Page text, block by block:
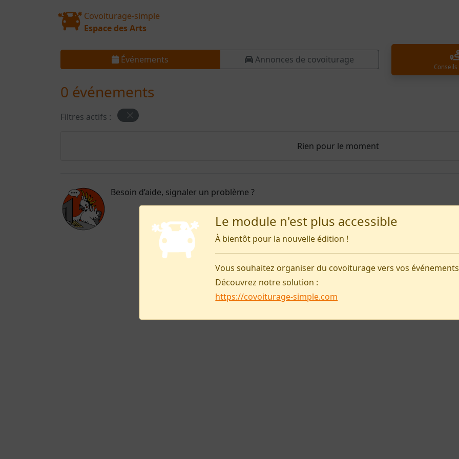
Le module n'est plus accessible
À bientôt pour la nouvelle édition !
Vous souhaitez organiser du covoiturage vers vos
Découvrez notre solution :
https://covoiturage-simple.com
Covoiturage-simple
Espace des Arts
Événements Annonces de covoiturage
0 événements
Filtres actifs :
Rien pour le moment
Besoin d’aide, signaler un problème ?